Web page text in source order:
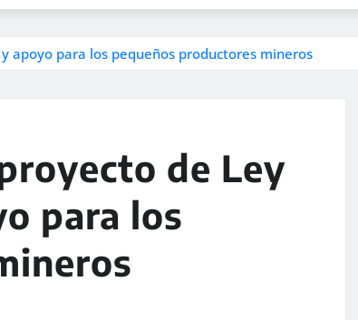
apoyo para los pequeños productores mineros
de Ley
para los